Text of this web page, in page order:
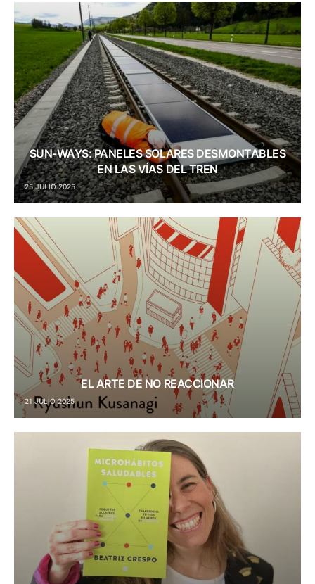
SUN-WAYS: PANELES SOLARES DESMONTABLES
EN LAS VÍAS DEL TREN
25 JULIO 2025
EL ARTE DE NO REACCIONAR
21 JULIO 2025